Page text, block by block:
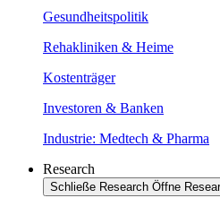
Gesundheitspolitik
Rehakliniken & Heime
Kostenträger
Investoren & Banken
Industrie: Medtech & Pharma
Research
Schließe Research Öffne